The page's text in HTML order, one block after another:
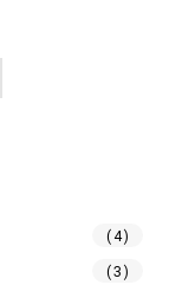
(4)
(3)